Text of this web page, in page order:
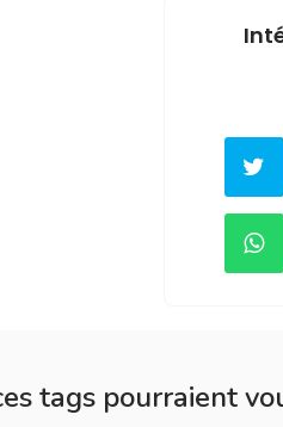
tags pourraient